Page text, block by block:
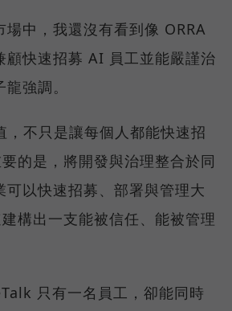
場中，我還沒有看到像 ORRA
顧快速招募 AI 員工並能嚴謹治
強調。
，不只是讓每個人都能快速招
的是，將開發與治理整合於同
可以快速招募、部署與管理大
構出一支能被信任、能被管理
只有一名員工，卻能同時